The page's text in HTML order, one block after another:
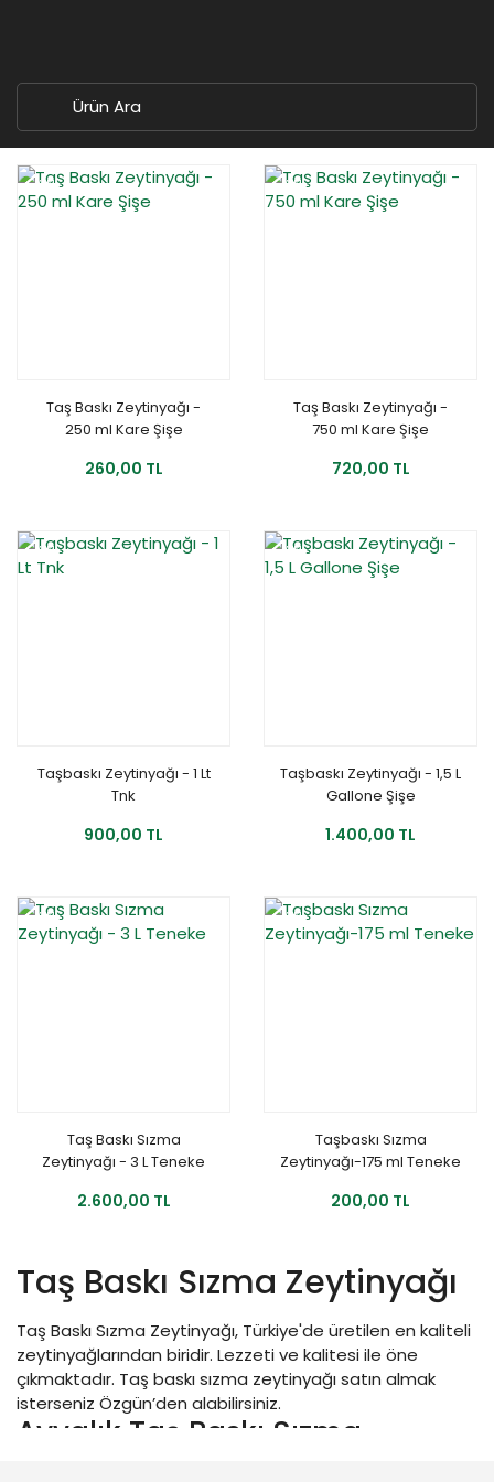
YENİ
Taş Baskı Zeytinyağı -
250 ml Kare Şişe
260,00 TL
YENİ
Taş Baskı Zeytinyağı -
750 ml Kare Şişe
720,00 TL
YENİ
Taşbaskı Zeytinyağı - 1 Lt
Tnk
900,00 TL
YENİ
Taşbaskı Zeytinyağı - 1,5 L
Gallone Şişe
1.400,00 TL
YENİ
Taş Baskı Sızma
Zeytinyağı - 3 L Teneke
2.600,00 TL
YENİ
Taşbaskı Sızma
Zeytinyağı-175 ml Teneke
200,00 TL
Taş Baskı Sızma Zeytinyağı
Taş Baskı Sızma Zeytinyağı, Türkiye'de üretilen en kaliteli
zeytinyağlarından biridir. Lezzeti ve kalitesi ile öne
çıkmaktadır. Taş baskı sızma zeytinyağı satın almak
isterseniz Özgün’den alabilirsiniz.
Ayvalık Taş Baskı Sızma